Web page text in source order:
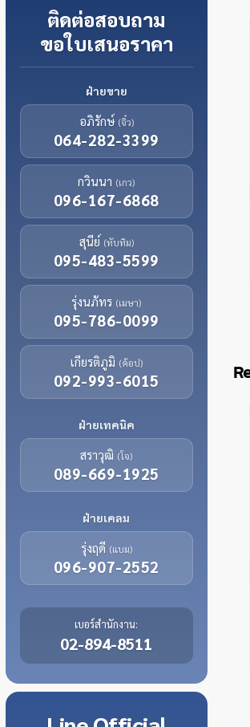
ติดต่อสอบถาม
ขอใบเสนอราคา
ฝ่ายขาย
อภิรักษ์ (จิ๋ว)
064-282-3399
กวินนา (เกว)
096-167-6868
สุนีย์ (ทับทิม)
095-483-5599
รุ่งนภัทร (เมษา)
095-786-0099
เกียรติภูมิ (ค้อป)
092-993-6015
ฝ่ายเทคนิค
สราวุฒิ (โจ)
089-669-1925
ฝ่ายเคลม
รุ่งฤดี (แบม)
096-907-2552
เบอร์สำนักงาน:
02-894-8511